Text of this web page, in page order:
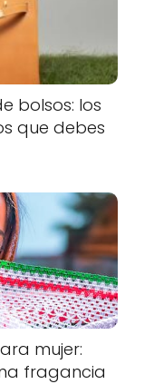
bolsos: los
que debes
mujer:
fragancia